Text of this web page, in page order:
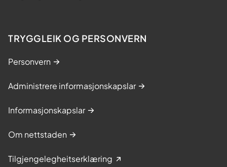
TRYGGLEIK OG PERSONVERN
Personvern
Administrere informasjonskapslar
Informasjonskapslar
Om nettstaden
Tilgjengelegheitserklæring